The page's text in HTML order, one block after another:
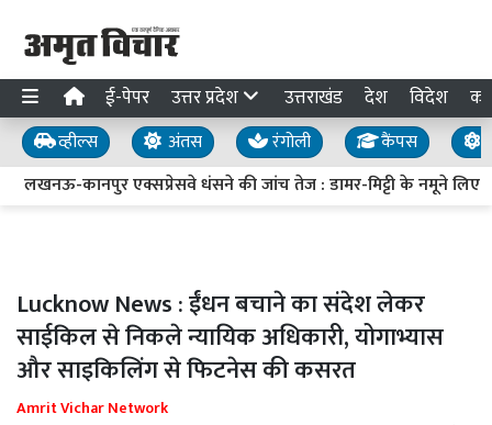
ई-पेपर उत्तर प्रदेश उत्तराखंड देश विदेश
व्हील्स अंतस रंगोली कैंपस
लखनऊ-कानपुर एक्सप्रेसवे धंसने की जांच तेज : डामर-मिट्टी के नमूने लिए,
Lucknow News : ईंधन बचाने का संदेश लेकर
साईकिल से निकले न्यायिक अधिकारी, योगाभ्यास
और साइकिलिंग से फिटनेस की कसरत
Amrit Vichar Network